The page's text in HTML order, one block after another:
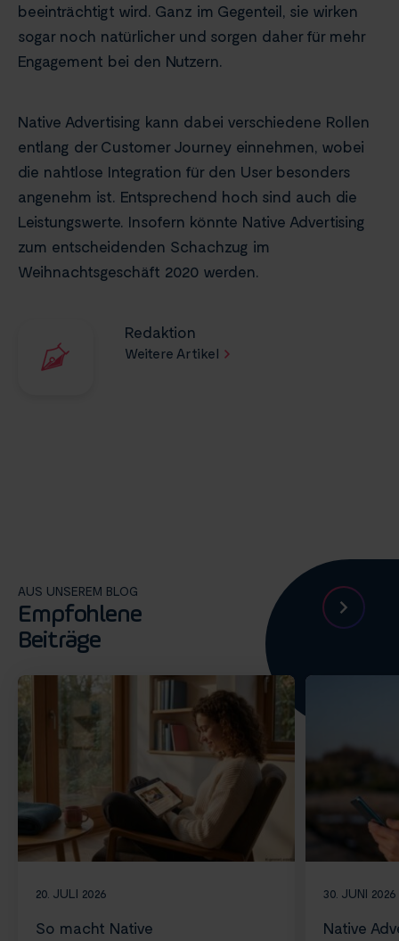
beeinträchtigt wird. Ganz im Gegenteil, sie wirken
sogar noch natürlicher und sorgen daher für mehr
Engagement bei den Nutzern.
Native Advertising kann dabei verschiedene Rollen
entlang der Customer Journey einnehmen, wobei
die nahtlose Integration für den User besonders
angenehm ist. Entsprechend hoch sind auch die
Leistungswerte. Insofern könnte Native Advertising
zum entscheidenden Schachzug im
Weihnachtsgeschäft 2020 werden.
Redaktion
Weitere Artikel
AUS UNSEREM BLOG
Empfohlene
Beiträge
20. JULI 2026
So macht Native
30. JUNI 2026
Native